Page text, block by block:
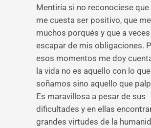
Mentiría si no reconociese que
me cuesta ser positivo, que
muchos porqués y que a
escapar de mis obligaciones.
esos momentos me doy
la vida no es aquello con lo que
soñamos sino aquello que
Es maravillosa a pesar de sus
dificultades y en ellas
grandes virtudes de la